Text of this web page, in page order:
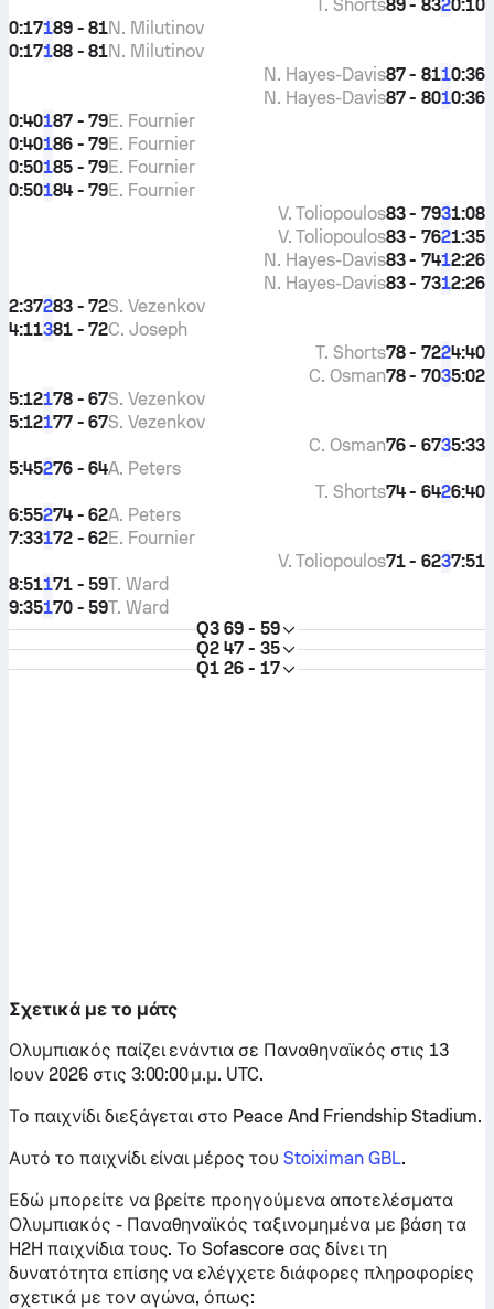
0:10
2
89 - 83
T. Shorts
0:17189 - 81N. Milutinov
0:17188 - 81N. Milutinov
0:36
1
87 - 81
N. Hayes-Davis
0:36
1
87 - 80
N. Hayes-Davis
0:40187 - 79E. Fournier
0:40186 - 79E. Fournier
0:50185 - 79E. Fournier
0:50184 - 79E. Fournier
1:08
3
83 - 79
V. Toliopoulos
1:35
2
83 - 76
V. Toliopoulos
2:26
1
83 - 74
N. Hayes-Davis
2:26
1
83 - 73
N. Hayes-Davis
2:37283 - 72S. Vezenkov
4:11381 - 72C. Joseph
4:40
2
78 - 72
T. Shorts
5:02
3
78 - 70
C. Osman
5:12178 - 67S. Vezenkov
5:12177 - 67S. Vezenkov
5:33
3
76 - 67
C. Osman
5:45276 - 64A. Peters
6:40
2
74 - 64
T. Shorts
6:55274 - 62A. Peters
7:33172 - 62E. Fournier
7:51
3
71 - 62
V. Toliopoulos
8:51171 - 59T. Ward
9:35170 - 59T. Ward
Q3 69 - 59
Q2 47 - 35
Q1 26 - 17
Σχετικά με το μάτς
Ολυμπιακός παίζει ενάντια σε Παναθηναϊκός στις 13
Ιουν 2026 στις 3:00:00 μ.μ. UTC.
Το παιχνίδι διεξάγεται στο Peace And Friendship Stadium.
Αυτό το παιχνίδι είναι μέρος τουStoiximan GBL.
Εδώ μπορείτε να βρείτε προηγούμενα αποτελέσματα
Ολυμπιακός - Παναθηναϊκός ταξινομημένα με βάση τα
H2H παιχνίδια τους. Το Sofascore σας δίνει τη
δυνατότητα επίσης να ελέγχετε διάφορες πληροφορίες
σχετικά με τον αγώνα, όπως: